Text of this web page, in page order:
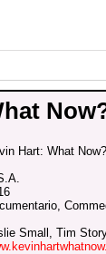
Hart: What Now?
Small, Tim